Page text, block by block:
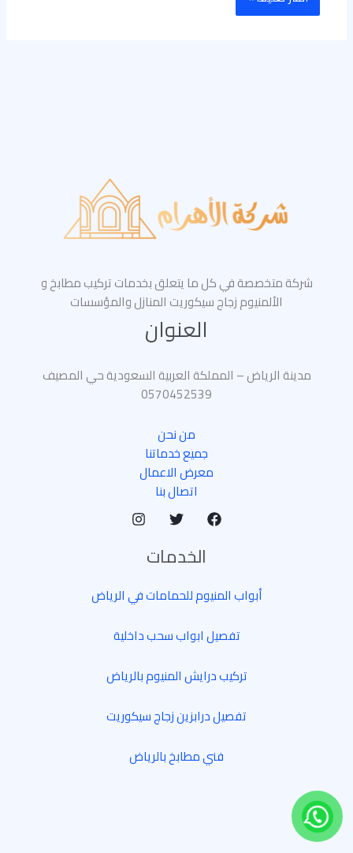
شركة متخصصة في كل ما يتعلق بخدمات تركيب مطابخ و
الألمنيوم زجاج سيكوريت المنازل والمؤسسات
العنوان
مدينة الرياض – المملكة العربية السعودية حي المصيف
0570452539
من نحن
جميع خدماتنا
معرض الاعمال
اتصال بنا
الخدمات
أبواب المنيوم للحمامات في الرياض
تفصيل ابواب سحب داخلية
تركيب درايش المنيوم بالرياض
تفصيل درابزين زجاج سيكوريت
فني مطابخ بالرياض